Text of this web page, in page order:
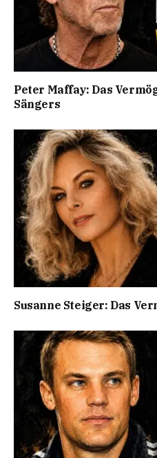
Peter Maffay: Das
Sängers
Susanne Steiger: Das